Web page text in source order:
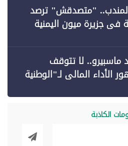
"متصدقش" ترصد
في جزيرة ميون اليمنية
ماسبيرو.. لا تتوقف
المالي لـ"الوطنية
الكاذبة